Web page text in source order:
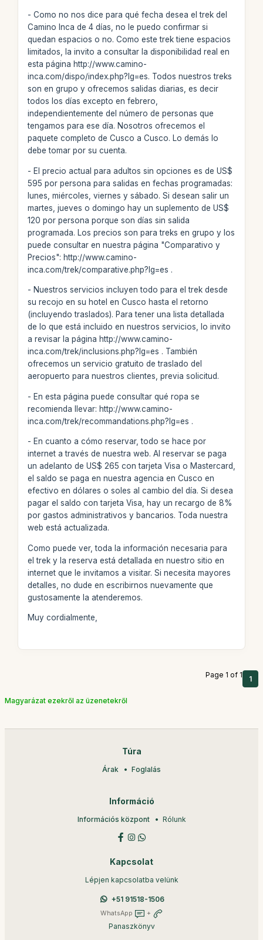
- Como no nos dice para qué fecha desea el trek del
Camino Inca de 4 días, no le puedo confirmar si
quedan espacios o no. Como este trek tiene espacios
limitados, la invito a consultar la disponibilidad real en
esta página http://www.camino-
inca.com/dispo/index.php?lg=es. Todos nuestros treks
son en grupo y ofrecemos salidas diarias, es decir
todos los días excepto en febrero,
independientemente del número de personas que
tengamos para ese día. Nosotros ofrecemos el
paquete completo de Cusco a Cusco. Lo demás lo
debe tomar por su cuenta.
- El precio actual para adultos sin opciones es de US$
595 por persona para salidas en fechas programadas:
lunes, miércoles, viernes y sábado. Si desean salir un
martes, jueves o domingo hay un suplemento de US$
120 por persona porque son días sin salida
programada. Los precios son para treks en grupo y los
puede consultar en nuestra página "Comparativo y
Precios": http://www.camino-
inca.com/trek/comparative.php?lg=es .
- Nuestros servicios incluyen todo para el trek desde
su recojo en su hotel en Cusco hasta el retorno
(incluyendo traslados). Para tener una lista detallada
de lo que está incluido en nuestros servicios, lo invito
a revisar la página http://www.camino-
inca.com/trek/inclusions.php?lg=es . También
ofrecemos un servicio gratuito de traslado del
aeropuerto para nuestros clientes, previa solicitud.
- En esta página puede consultar qué ropa se
recomienda llevar: http://www.camino-
inca.com/trek/recommandations.php?lg=es .
- En cuanto a cómo reservar, todo se hace por
internet a través de nuestra web. Al reservar se paga
un adelanto de US$ 265 con tarjeta Visa o Mastercard,
el saldo se paga en nuestra agencia en Cusco en
efectivo en dólares o soles al cambio del día. Si desea
pagar el saldo con tarjeta Visa, hay un recargo de 8%
por gastos administrativos y bancarios. Toda nuestra
web está actualizada.
Como puede ver, toda la información necesaria para
el trek y la reserva está detallada en nuestro sitio en
internet que le invitamos a visitar. Si necesita mayores
detalles, no dude en escribirnos nuevamente que
gustosamente la atenderemos.
Muy cordialmente,
Page 1 of 1 1
Magyarázat ezekről az üzenetekről
Túra
Árak Foglalás
Információ
Információs központ Rólunk
Kapcsolat
Lépjen kapcsolatba velünk
+51 91518-1506
WhatsApp +
Panaszkönyv